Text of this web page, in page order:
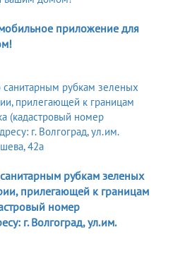
приложение для
рубкам зеленых
прилегающей к границам
номер
г. Волгоград, ул.им.